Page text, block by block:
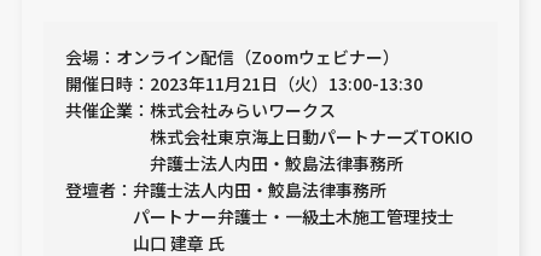
会場：オンライン配信（Zoomウェビナー）
開催日時：2023年11月21日（火）13:00-13:30
共催企業：株式会社みらいワークス
株式会社東京海上日動パートナーズTOKIO
弁護士法人内田・鮫島法律事務所
登壇者：弁護士法人内田・鮫島法律事務所
パートナー弁護士・一級土木施工管理技士
山口 建章 氏